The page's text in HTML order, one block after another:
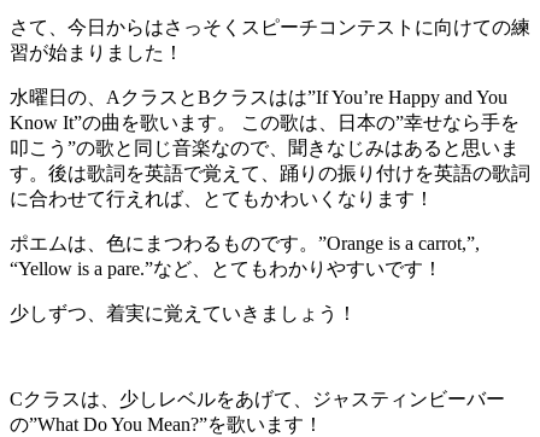
さて、今日からはさっそくスピーチコンテストに向けての練
習が始まりました！
水曜日の、AクラスとBクラスはは”If You’re Happy and You
Know It”の曲を歌います。 この歌は、日本の”幸せなら手を
叩こう”の歌と同じ音楽なので、聞きなじみはあると思いま
す。後は歌詞を英語で覚えて、踊りの振り付けを英語の歌詞
に合わせて行えれば、とてもかわいくなります！
ポエムは、色にまつわるものです。”Orange is a carrot,”,
“Yellow is a pare.”など、とてもわかりやすいです！
少しずつ、着実に覚えていきましょう！
Cクラスは、少しレベルをあげて、ジャスティンビーバー
の”What Do You Mean?”を歌います！